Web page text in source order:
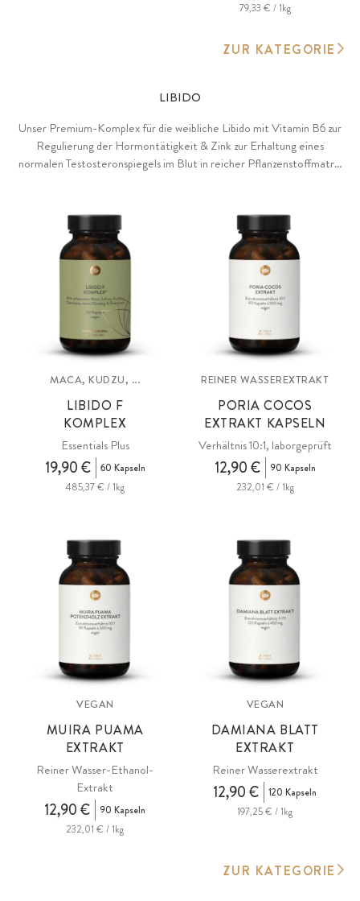
79,33 € / 1kg
ZUR KATEGORIE
LIBIDO
Unser Premium-Komplex für die weibliche Libido mit Vitamin B6 zur
Regulierung der Hormontätigkeit & Zink zur Erhaltung eines
normalen Testosteronspiegels im Blut in reicher Pflanzenstoffmatrix
Bockshornkleesamen und Cordyceps. Gemeinsam entwickelt mit
Dr. Katharina Burkhardt.
MACA, KUDZU, ...
LIBIDO F
KOMPLEX
Essentials Plus
19,90 €
60 Kapseln
485,37 € / 1kg
REINER WASSEREXTRAKT
PORIA COCOS
EXTRAKT KAPSELN
Verhältnis 10:1, laborgeprüft
12,90 €
90 Kapseln
232,01 € / 1kg
VEGAN
MUIRA PUAMA
EXTRAKT
Reiner Wasser-Ethanol-
Extrakt
12,90 €
90 Kapseln
232,01 € / 1kg
VEGAN
DAMIANA BLATT
EXTRAKT
Reiner Wasserextrakt
12,90 €
120 Kapseln
197,25 € / 1kg
ZUR KATEGORIE